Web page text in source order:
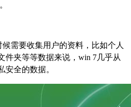
需要收集用户的资料，比如个人
件夹等等数据来说，win 7几乎从
安全的数据。